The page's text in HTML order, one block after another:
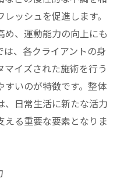
ッシュを促進します。
め、運動能力の向上にも
、各クライアントの身
マイズされた施術を行う
すいのが特徴です。整体
、日常生活に新たな活力
える重要な要素となりま